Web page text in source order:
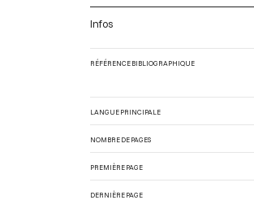
Infos
RÉFÉRENCE BIBLIOGRAPHIQUE
LANGUE PRINCIPALE
NOMBRE DE PAGES
PREMIÈRE PAGE
DERNIÈRE PAGE